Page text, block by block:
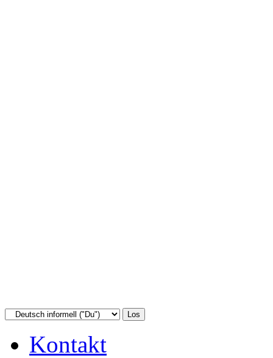
Kontakt